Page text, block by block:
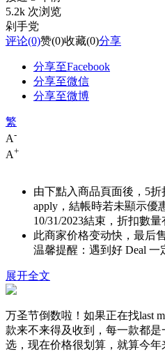
5.2k 次浏览
剁手党
评论(0)赞(0)收藏(0)分享
分享至Facebook
分享至微信
分享至微博
繁
A-
A+
由下點入商品頁面後，5折
apply，結帳時若未顯示優
10/31/2023結束，折扣數量
此商家价格变动快，最后
温馨提醒：遇到好 Deal 一
展开全文
万圣节倒数啦！如果正在找last
款来不来得及收到，每一款都
选，现在价格很划算，就算今